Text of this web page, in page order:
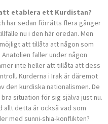
etablera ett Kurdistan?
har sedan förråtts flera gånger
nu i den här oredan. Men
att tillåta att någon som
faller under någon
inte heller att tillåta att dess
Kurderna i Irak är däremot
den kurdiska nationalismen. De
situation för sig själva just nu.
allt detta är också vad som
med sunni-shia-konflikten?